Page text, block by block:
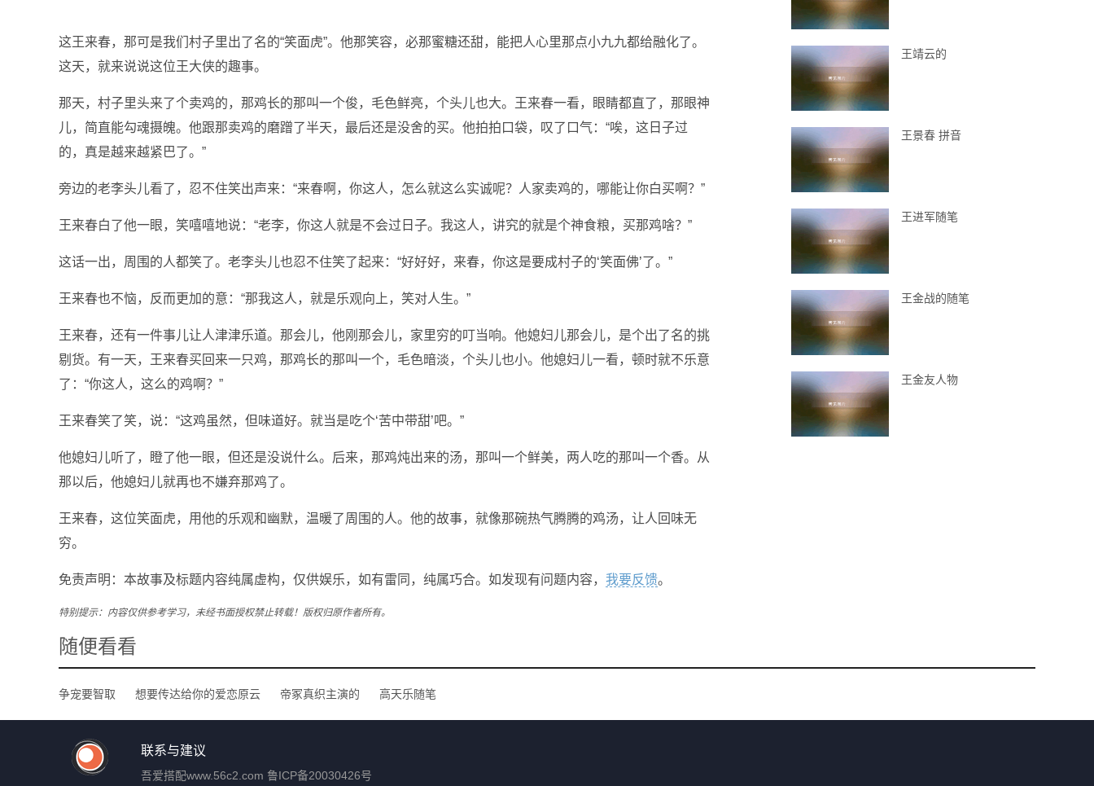
这王来春，那可是我们村子里出了名的“笑面虎”。他那笑容，必那蜜糖还甜，能把人心里那点小九九都给融化了。
这天，就来说说这位王大侠的趣事。
那天，村子里头来了个卖鸡的，那鸡长的那叫一个俊，毛色鲜亮，个头儿也大。王来春一看，眼睛都直了，那眼神
儿，简直能勾魂摄魄。他跟那卖鸡的磨蹭了半天，最后还是没舍的买。他拍拍口袋，叹了口气：“唉，这日子过
的，真是越来越紧巴了。”
旁边的老李头儿看了，忍不住笑出声来：“来春啊，你这人，怎么就这么实诚呢？人家卖鸡的，哪能让你白买啊？”
王来春白了他一眼，笑嘻嘻地说：“老李，你这人就是不会过日子。我这人，讲究的就是个神食粮，买那鸡啥？”
这话一出，周围的人都笑了。老李头儿也忍不住笑了起来：“好好好，来春，你这是要成村子的‘笑面佛’了。”
王来春也不恼，反而更加的意：“那我这人，就是乐观向上，笑对人生。”
王来春，还有一件事儿让人津津乐道。那会儿，他刚那会儿，家里穷的叮当响。他媳妇儿那会儿，是个出了名的挑
剔货。有一天，王来春买回来一只鸡，那鸡长的那叫一个，毛色暗淡，个头儿也小。他媳妇儿一看，顿时就不乐意
了：“你这人，这么的鸡啊？”
王来春笑了笑，说：“这鸡虽然，但味道好。就当是吃个‘苦中带甜’吧。”
他媳妇儿听了，瞪了他一眼，但还是没说什么。后来，那鸡炖出来的汤，那叫一个鲜美，两人吃的那叫一个香。从
那以后，他媳妇儿就再也不嫌弃那鸡了。
王来春，这位笑面虎，用他的乐观和幽默，温暖了周围的人。他的故事，就像那碗热气腾腾的鸡汤，让人回味无
穷。
免责声明：本故事及标题内容纯属虚构，仅供娱乐，如有雷同，纯属巧合。如发现有问题内容， 我要反馈。
特别提示：内容仅供参考学习，未经书面授权禁止转载！版权归原作者所有。
王靖云的
王景春 拼音
王进军随笔
王金战的随笔
王金友人物
随便看看
争宠要智取 想要传达给你的爱恋原云 帝冢真织主演的 高天乐随笔
联系与建议
吾爱搭配www.56c2.com 鲁ICP备20030426号